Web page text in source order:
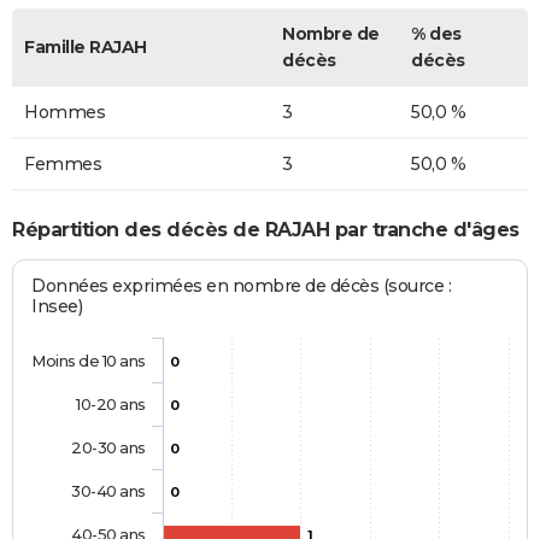
Famille RAJAH
Nombre de
décès
% des
décès
Hommes 3 50,0 %
Femmes 3 50,0 %
Répartition des décès de RAJAH par tranche d'âges
Données exprimées en nombre de décès (source :
Insee)
0
0
0
0
1
Moins de 10 ans
10-20 ans
20-30 ans
30-40 ans
40-50 ans